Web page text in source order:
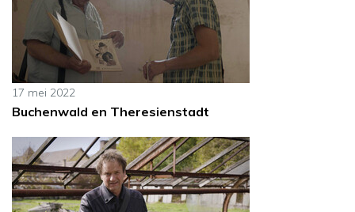
17 mei 2022
Buchenwald en Theresienstadt